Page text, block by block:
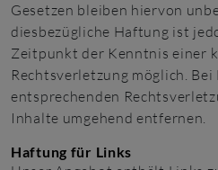
Gesetzen bleiben hiervon
diesbezügliche Haftung ist
Zeitpunkt der Kenntnis einer
Rechtsverletzung möglich.
entsprechenden
Inhalte umgehend entfernen.
Haftung für Links